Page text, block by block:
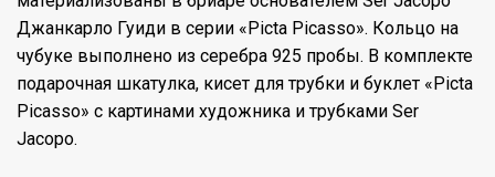
Джанкарло Гуиди в серии «Picta Picasso». Кольцо на
чубуке выполнено из серебра 925 пробы. В комплекте
подарочная шкатулка, кисет для трубки и буклет «Picta
Picasso» с картинами художника и трубками Ser
Jacopo.